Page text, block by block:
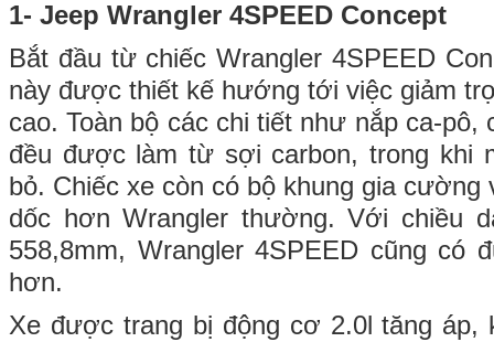
1- Jeep Wrangler 4SPEED Concept
Bắt đầu từ chiếc Wrangler 4SPEED
này được thiết kế hướng tới việc giảm
cao. Toàn bộ các chi tiết như nắp ca-pô,
đều được làm từ sợi carbon, trong khi
bỏ. Chiếc xe còn có bộ khung gia
dốc hơn Wrangler thường. Với chiều
558,8mm, Wrangler 4SPEED cũng có
hơn.
Xe được trang bị động cơ 2.0l tăng